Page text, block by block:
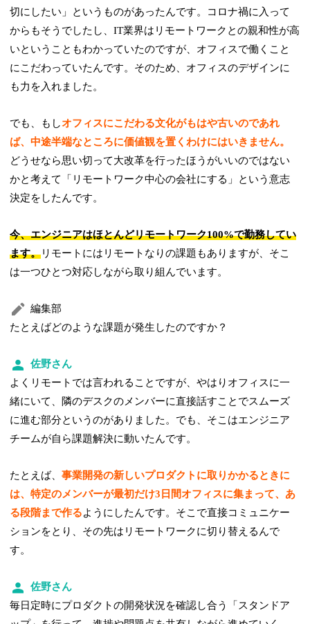
切にしたい」というものがあったんです。コロナ禍に入って
からもそうでしたし、IT業界はリモートワークとの親和性が高
いということもわかっていたのですが、オフィスで働くこと
にこだわっていたんです。そのため、オフィスのデザインに
も力を入れました。
でも、もしオフィスにこだわる文化がもはや古いのであれ
ば、中途半端なところに価値観を置くわけにはいきません。
どうせなら思い切って大改革を行ったほうがいいのではない
かと考えて「リモートワーク中心の会社にする」という意志
決定をしたんです。
今、エンジニアはほとんどリモートワーク100%で勤務してい
ます。リモートにはリモートなりの課題もありますが、そこ
は一つひとつ対応しながら取り組んでいます。
編集部
たとえばどのような課題が発生したのですか？
佐野さん
よくリモートでは言われることですが、やはりオフィスに一
緒にいて、隣のデスクのメンバーに直接話すことでスムーズ
に進む部分というのがありました。でも、そこはエンジニア
チームが自ら課題解決に動いたんです。
たとえば、事業開発の新しいプロダクトに取りかかるときに
は、特定のメンバーが最初だけ3日間オフィスに集まって、あ
る段階まで作るようにしたんです。そこで直接コミュニケー
ションをとり、その先はリモートワークに切り替えるんで
す。
佐野さん
毎日定時にプロダクトの開発状況を確認し合う「スタンドア